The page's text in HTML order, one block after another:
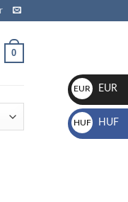
0
EUR
€
EUR
HUF
Ft
HUF